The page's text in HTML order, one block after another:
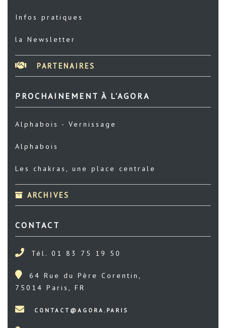
Infos pratiques
la Newsletter
PARTENAIRES
PROCHAINEMENT À L'AGORA
Alphabois - Vernissage
Alphabois
Les chakras, une place centrale
ARCHIVES
CONTACT
Tél. 01 83 75 19 50
64 Rue du Père Corentin,
75014 Paris, FR